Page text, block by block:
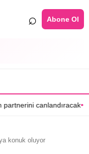
⌕ Abone Ol
•Daha 17’ye Emir
konuk oluyor